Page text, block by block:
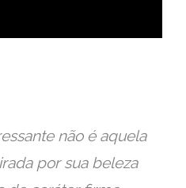
não é aquela
por sua beleza